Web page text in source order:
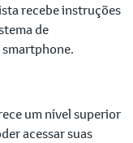
recebe instruções
de
um nível superior
acessar suas